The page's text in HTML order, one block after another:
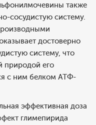
также
сосудистую систему.
достоверно
систему, что
природой его
с ним белком АТФ-
эффективная доза
глимепирида